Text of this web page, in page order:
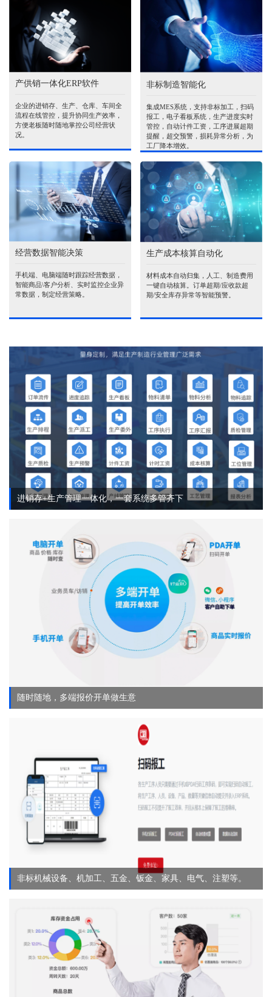
产供销一体化ERP软件
企业的进销存、生产、仓库、车间全
流程在线管控，提升协同生产效率，
方便老板随时随地掌控公司经营状
况。
非标制造智能化
集成MES系统，支持非标加工，扫码
报工，电子看板系统，生产进度实时
管控，自动计件工资，工序进展超期
提醒，超交预警，损耗异常分析，为
工厂降本增效。
经营数据智能决策
手机端、电脑端随时跟踪经营数据，
智能商品\客户分析、实时监控企业异
常数据，制定经营策略。
生产成本核算自动化
材料成本自动归集，人工、制造费用
一键自动核算。订单超期/应收款超
期/安全库存异常等智能预警。
进销存+生产管理一体化，一套系统多管齐下
随时随地，多端报价开单做生意
非标机械设备、机加工、五金、钣金、家具、电气、注塑等。